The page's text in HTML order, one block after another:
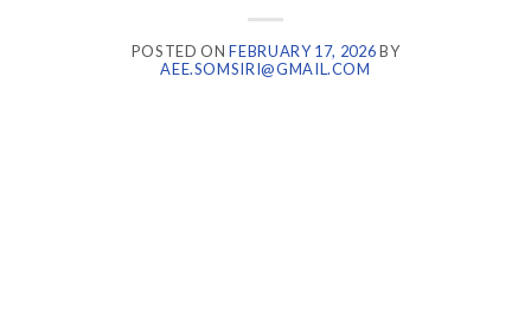
POSTED ONFEBRUARY 17, 2026BY
AEE.SOMSIRI@GMAIL.COM